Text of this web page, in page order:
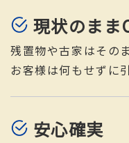
現状のまま
残置物や古家はその
お客様は何もせずに
安心確実